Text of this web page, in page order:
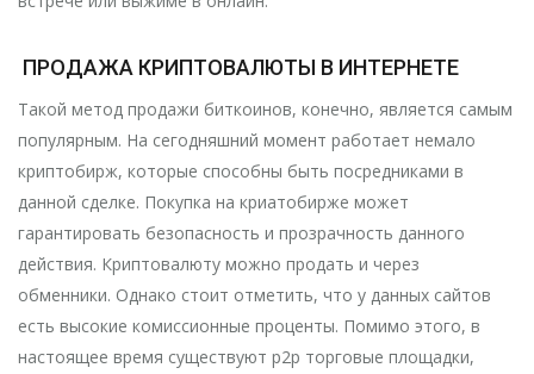
ПРОДАЖА КРИПТОВАЛЮТЫ В ИНТЕРНЕТЕ
Такой метод продажи биткоинов, конечно, является самым
популярным. На сегодняшний момент работает немало
криптобирж, которые способны быть посредниками в
данной сделке. Покупка на криатобирже может
гарантировать безопасность и прозрачность данного
действия. Криптовалюту можно продать и через
обменники. Однако стоит отметить, что у данных сайтов
есть высокие комиссионные проценты. Помимо этого, в
настоящее время существуют р2р торговые площадки,